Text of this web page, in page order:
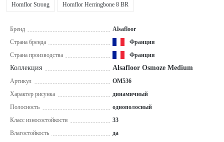
Homflor Strong Homflor Herringbone 8 BR
Бренд
Alsafloor
Страна бренда
Франция
Страна производства
Франция
Коллекция Alsafloor Osmoze Medium
Артикул
OM536
Характер рисунка
динамичный
Полосность
однополосный
Класс износостойкости
33
Влагостойкость
да